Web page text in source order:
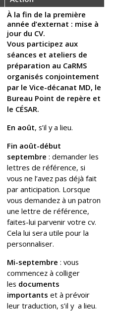
À la fin de la première
année d’externat : mise à
jour du CV.
Vous participez aux
séances et ateliers de
préparation au CaRMS
organisés conjointement
par le Vice-décanat MD, le
Bureau Point de repère et
le CÉSAR.
En août, s’il y a lieu.
Fin août-début
septembre : demander les
lettres de référence, si
vous ne l’avez pas déjà fait
par anticipation. Lorsque
vous demandez à un patron
une lettre de référence,
faites-lui parvenir votre cv.
Cela lui sera utile pour la
personnaliser.
Mi-septembre : vous
commencez à colliger
les documents
importants et à prévoir
leur traduction, s’il y a lieu.